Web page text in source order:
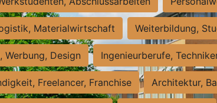
Materialwirtschaft Weiterbildung,
Werbung, Design Ingenieurberufe,
Freelancer, Franchise Architektur,